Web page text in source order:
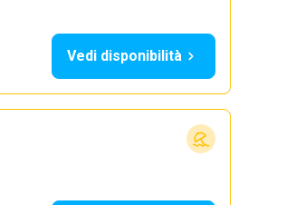
Vedi disponibilità